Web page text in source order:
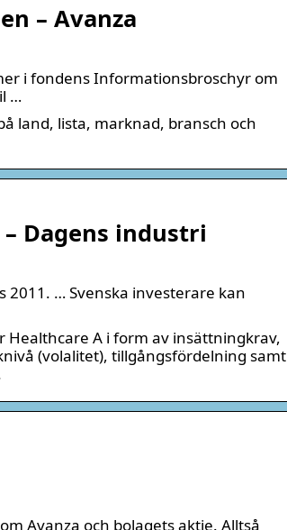
– Avanza
i fondens Informationsbroschyr om
…
land, lista, marknad, bransch och
Dagens industri
2011. … Svenska investerare kan
A i form av insättningkrav,
(volalitet), tillgångsfördelning samt
Avanza och bolagets aktie. Alltså